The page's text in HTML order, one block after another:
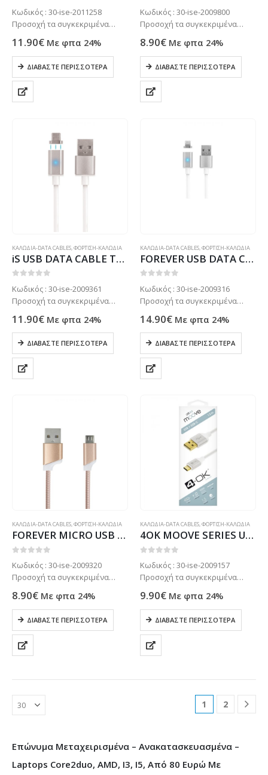
Κωδικός : 30-ise-2011258
Προσοχή τα συγκεκριμένα
ετοιμοπαράδοτα στο
κατάστημα μας . Μόνο με
παραγγελία. Τηλεφωνήστε για
πιο σίγουρα στο: 2102799890
11.90€ Με φπα 24%
ΔΙΑΒΆΣΤΕ ΠΕΡΙΣΣΌΤΕΡΑ
Κωδικός : 30-ise-2009800
Προσοχή τα συγκεκριμένα
ετοιμοπαράδοτα στο
κατάστημα μας . Μόνο με
παραγγελία. Τηλεφωνήστε για
πιο σίγουρα στο: 2102799890
8.90€ Με φπα 24%
ΔΙΑΒΆΣΤΕ ΠΕΡΙΣΣΌΤΕΡΑ
ΚΑΛΩΔΙΑ-DATA CABLES ΦΟΡΤΙΣΗ-ΚΑΛΩΔΙΑ
iS USB DATA CABLE TYPE C DETACHABLE MAGNETIC PLUG silver
Κωδικός : 30-ise-2009361
Προσοχή τα συγκεκριμένα
ετοιμοπαράδοτα στο
κατάστημα μας . Μόνο με
παραγγελία. Τηλεφωνήστε για
πιο σίγουρα στο: 2102799890
11.90€ Με φπα 24%
ΔΙΑΒΆΣΤΕ ΠΕΡΙΣΣΌΤΕΡΑ
ΚΑΛΩΔΙΑ-DATA CABLES ΦΟΡΤΙΣΗ-ΚΑΛΩΔΙΑ
FOREVER USB DATA CABLE LIGHTNING DETACHABLE MAGNETIC PLUG silver
Κωδικός : 30-ise-2009316
Προσοχή τα συγκεκριμένα
ετοιμοπαράδοτα στο
κατάστημα μας . Μόνο με
παραγγελία. Τηλεφωνήστε για
πιο σίγουρα στο: 2102799890
14.90€ Με φπα 24%
ΔΙΑΒΆΣΤΕ ΠΕΡΙΣΣΌΤΕΡΑ
ΚΑΛΩΔΙΑ-DATA CABLES,ΦΟΡΤΙΣΗ-ΚΑΛΩΔΙΑ
FOREVER MICRO USB DATA CABLE METAL GOLD
Κωδικός : 30-ise-2009320
Προσοχή τα συγκεκριμένα
ετοιμοπαράδοτα στο
κατάστημα μας . Μόνο με
παραγγελία. Τηλεφωνήστε για
πιο σίγουρα στο: 2102799890
8.90€ Με φπα 24%
ΔΙΑΒΆΣΤΕ ΠΕΡΙΣΣΌΤΕΡΑ
ΚΑΛΩΔΙΑ-DATA CABLES,ΦΟΡΤΙΣΗ-ΚΑΛΩΔΙΑ
4OK MOOVE SERIES USB TO TYPE C DATA CABLE 1.5m white
Κωδικός : 30-ise-2009157
Προσοχή τα συγκεκριμένα
ετοιμοπαράδοτα στο
κατάστημα μας . Μόνο με
παραγγελία. Τηλεφωνήστε για
πιο σίγουρα στο: 2102799890
9.90€ Με φπα 24%
ΔΙΑΒΆΣΤΕ ΠΕΡΙΣΣΌΤΕΡΑ
1 2
Επώνυμα Μεταχειρισμένα – Ανακατασκευασμένα –
Laptops Core2duo, AMD, I3, I5, Από 80 Ευρώ Με